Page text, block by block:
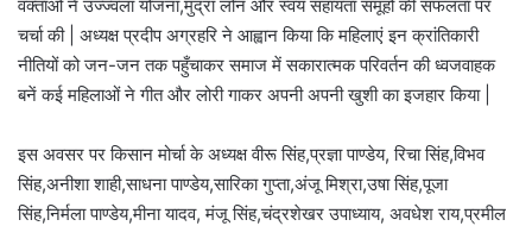
वक्ताओं ने उज्ज्वला योजना,मुद्रा लोन और स्वयं सहायता समूहों की सफलता पर
चर्चा की | अध्यक्ष प्रदीप अग्रहरि ने आह्वान किया कि महिलाएं इन क्रांतिकारी
नीतियों को जन-जन तक पहुँचाकर समाज में सकारात्मक परिवर्तन की ध्वजवाहक
बनें कई महिलाओं ने गीत और लोरी गाकर अपनी अपनी खुशी का इजहार किया |
इस अवसर पर किसान मोर्चा के अध्यक्ष वीरू सिंह,प्रज्ञा पाण्डेय, रिचा सिंह,विभव
सिंह,अनीशा शाही,साधना पाण्डेय,सारिका गुप्ता,अंजू मिश्रा,उषा सिंह,पूजा
सिंह,निर्मला पाण्डेय,मीना यादव, मंजू सिंह,चंद्रशेखर उपाध्याय, अवधेश राय,प्रमील